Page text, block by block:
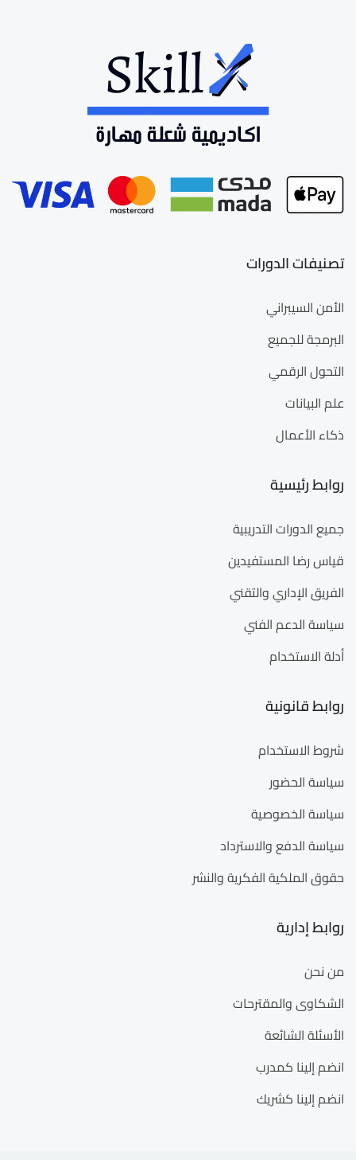
تصنيفات الدورات
الأمن السيبراني
البرمجة للجميع
التحول الرقمي
علم البيانات
ذكاء الأعمال
روابط رئيسية
جميع الدورات التدريبية
قياس رضا المستفيدين
الفريق الإداري والتقني
سياسة الدعم الفني
أدلة الاستخدام
روابط قانونية
شروط الاستخدام
سياسة الحضور
سياسة الخصوصية
سياسة الدفع والاسترداد
حقوق الملكية الفكرية والنشر
روابط إدارية
من نحن
الشكاوى والمقترحات
الأسئلة الشائعة
انضم إلينا كمدرب
انضم إلينا كشريك